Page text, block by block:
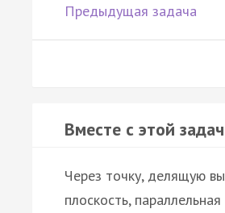
Предыдущая задача
Вместе с этой
Через точку, делящую
плоскость,